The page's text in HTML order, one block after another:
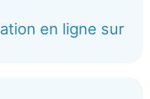
en ligne sur